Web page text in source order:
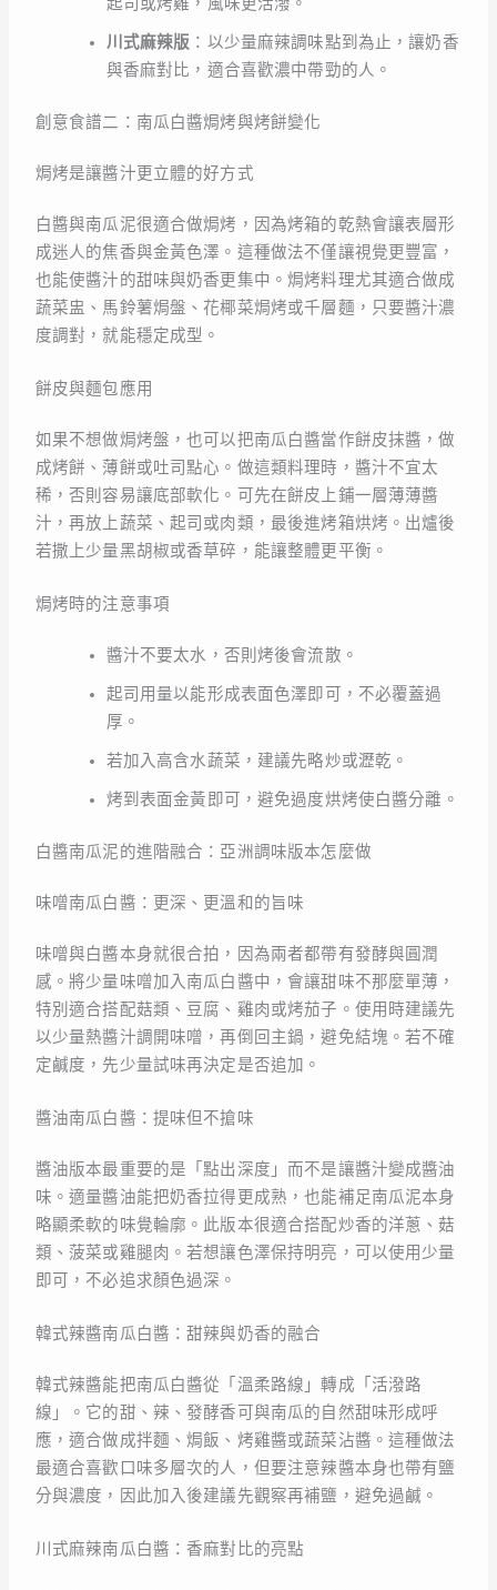
川式麻辣版 ：以少量麻辣調味點到為止，讓奶香
與香麻對比，適合喜歡濃中帶勁的人。
創意食譜二：南瓜白醬焗烤與烤餅變化
焗烤是讓醬汁更立體的好方式
白醬與南瓜泥很適合做焗烤，因為烤箱的乾熱會讓表層形
成迷人的焦香與金黃色澤。這種做法不僅讓視覺更豐富，
也能使醬汁的甜味與奶香更集中。焗烤料理尤其適合做成
蔬菜盅、馬鈴薯焗盤、花椰菜焗烤或千層麵，只要醬汁濃
度調對，就能穩定成型。
餅皮與麵包應用
如果不想做焗烤盤，也可以把南瓜白醬當作餅皮抹醬，做
成烤餅、薄餅或吐司點心。做這類料理時，醬汁不宜太
稀，否則容易讓底部軟化。可先在餅皮上鋪一層薄薄醬
汁，再放上蔬菜、起司或肉類，最後進烤箱烘烤。出爐後
若撒上少量黑胡椒或香草碎，能讓整體更平衡。
焗烤時的注意事項
醬汁不要太水，否則烤後會流散。
起司用量以能形成表面色澤即可，不必覆蓋過
厚。
若加入高含水蔬菜，建議先略炒或瀝乾。
烤到表面金黃即可，避免過度烘烤使白醬分離。
白醬南瓜泥的進階融合：亞洲調味版本怎麼做
味噌南瓜白醬：更深、更溫和的旨味
味噌與白醬本身就很合拍，因為兩者都帶有發酵與圓潤
感。將少量味噌加入南瓜白醬中，會讓甜味不那麼單薄，
特別適合搭配菇類、豆腐、雞肉或烤茄子。使用時建議先
以少量熱醬汁調開味噌，再倒回主鍋，避免結塊。若不確
定鹹度，先少量試味再決定是否追加。
醬油南瓜白醬：提味但不搶味
醬油版本最重要的是「點出深度」而不是讓醬汁變成醬油
味。適量醬油能把奶香拉得更成熟，也能補足南瓜泥本身
略顯柔軟的味覺輪廓。此版本很適合搭配炒香的洋蔥、菇
類、菠菜或雞腿肉。若想讓色澤保持明亮，可以使用少量
即可，不必追求顏色過深。
韓式辣醬南瓜白醬：甜辣與奶香的融合
韓式辣醬能把南瓜白醬從「溫柔路線」轉成「活潑路
線」。它的甜、辣、發酵香可與南瓜的自然甜味形成呼
應，適合做成拌麵、焗飯、烤雞醬或蔬菜沾醬。這種做法
最適合喜歡口味多層次的人，但要注意辣醬本身也帶有鹽
分與濃度，因此加入後建議先觀察再補鹽，避免過鹹。
川式麻辣南瓜白醬：香麻對比的亮點